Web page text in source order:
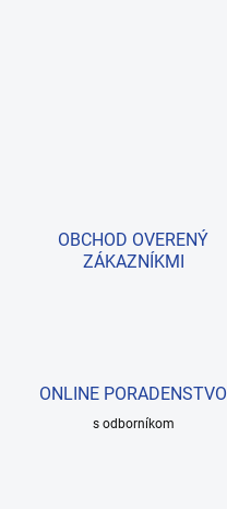
OBCHOD OVERENÝ
ZÁKAZNÍKMI
ONLINE PORADENSTVO
s odborníkom